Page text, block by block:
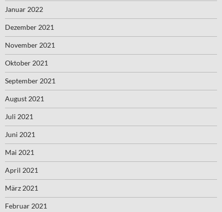
Januar 2022
Dezember 2021
November 2021
Oktober 2021
September 2021
August 2021
Juli 2021
Juni 2021
Mai 2021
April 2021
März 2021
Februar 2021